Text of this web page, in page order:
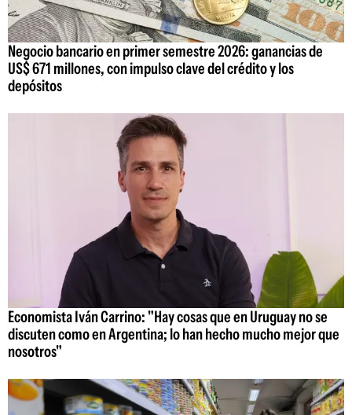
Negocio bancario en primer semestre 2026: ganancias de
US$ 671 millones, con impulso clave del crédito y los
depósitos
Economista Iván Carrino: "Hay cosas que en Uruguay no se
discuten como en Argentina; lo han hecho mucho mejor que
nosotros"